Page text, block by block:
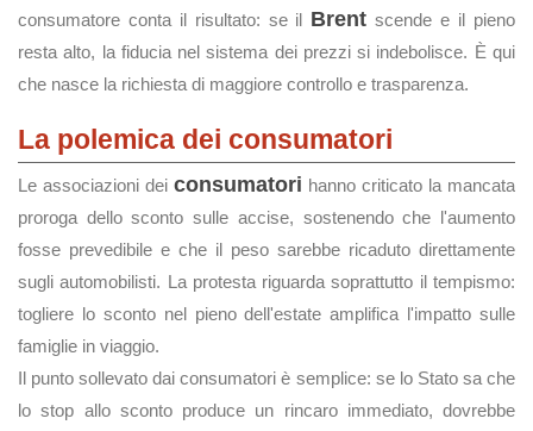
consumatore conta il risultato: se il Brent scende e il pieno
resta alto, la fiducia nel sistema dei prezzi si indebolisce. È qui
che nasce la richiesta di maggiore controllo e trasparenza.
La polemica dei consumatori
Le associazioni dei consumatori hanno criticato la mancata
proroga dello sconto sulle accise, sostenendo che l'aumento
fosse prevedibile e che il peso sarebbe ricaduto direttamente
sugli automobilisti. La protesta riguarda soprattutto il tempismo:
togliere lo sconto nel pieno dell'estate amplifica l'impatto sulle
famiglie in viaggio.
Il punto sollevato dai consumatori è semplice: se lo Stato sa che
lo stop allo sconto produce un rincaro immediato, dovrebbe